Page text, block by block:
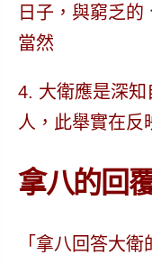
日子，與窮乏
當然
4. 大衛應是深
人，此舉實在反
拿八的回
「拿八回答大